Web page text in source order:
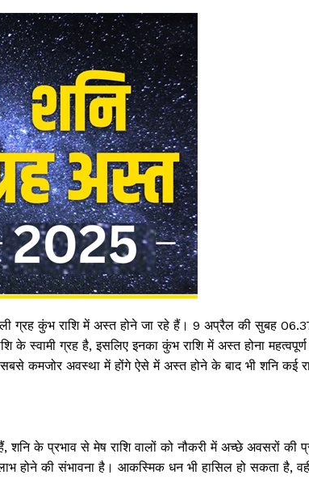
ग्रह कुंभ राशि में अस्त होने जा रहे हैं। 9 अप्रैल की सुबह
के स्वामी ग्रह है, इसलिए इनका कुंभ राशि में अस्त होना
कमजोर अवस्था में होंगे ऐसे में अस्त होने के बाद भी शनि कई
के प्रभाव से मेष राशि वालों को नौकरी में अच्छे अवसरों की
होने की संभावना है। आकस्मिक धन भी हासिल हो सकता है,